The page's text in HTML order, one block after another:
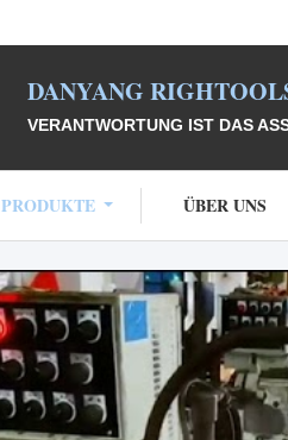
DANYANG
VERANTWORTUNG IST DAS
PRODUKTE ÜBER UNS